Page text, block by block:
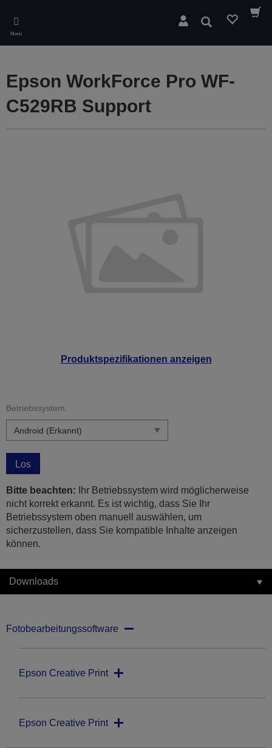
main
content
Menü
Suchen
Produktspezifikationen anzeigen
Epson WorkForce Pro WF-
C529RB Support
Betriebssystem:
Los
Bitte beachten: Ihr Betriebssystem wird möglicherweise
nicht korrekt erkannt. Es ist wichtig, dass Sie Ihr
Betriebssystem oben manuell auswählen, um
sicherzustellen, dass Sie kompatible Inhalte anzeigen
können.
Downloads
Fotobearbeitungssoftware
Epson Creative Print
Epson Creative Print